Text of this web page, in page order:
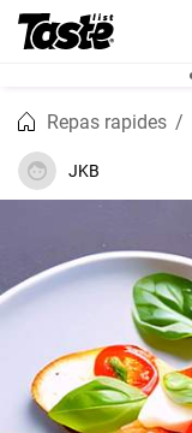
Repas rapides
JKB